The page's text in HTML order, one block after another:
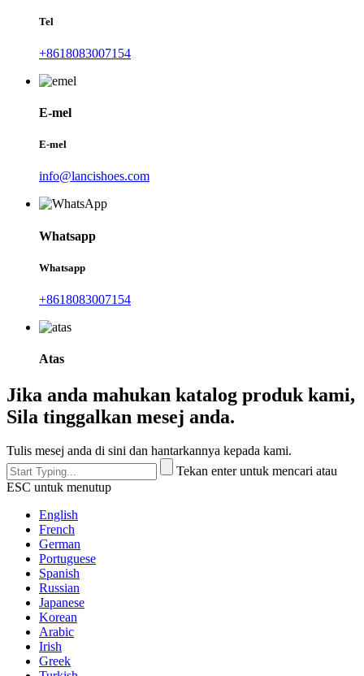
Tel
+8618083007154
E-mel
E-mel
info@lancishoes.com
Whatsapp
Whatsapp
+8618083007154
Atas
Jika anda mahukan katalog produk kami,
Sila tinggalkan mesej anda.
Tulis mesej anda di sini dan hantarkannya kepada kami.
Tekan enter untuk mencari atau
ESC untuk menutup
English
French
German
Portuguese
Spanish
Russian
Japanese
Korean
Arabic
Irish
Greek